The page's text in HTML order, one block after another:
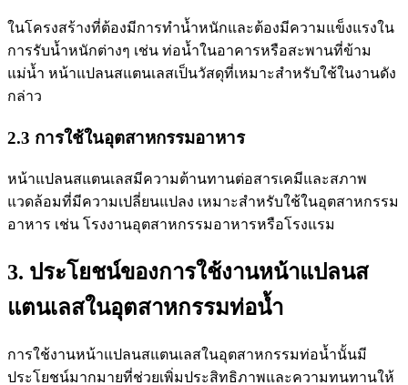
ในโครงสร้างที่ต้องมีการทำน้ำหนักและต้องมีความแข็งแรงใน
การรับน้ำหนักต่างๆ เช่น ท่อน้ำในอาคารหรือสะพานที่ข้าม
แม่น้ำ หน้าแปลนสแตนเลสเป็นวัสดุที่เหมาะสำหรับใช้ในงานดัง
กล่าว
2.3 การใช้ในอุตสาหกรรมอาหาร
หน้าแปลนสแตนเลสมีความต้านทานต่อสารเคมีและสภาพ
แวดล้อมที่มีความเปลี่ยนแปลง เหมาะสำหรับใช้ในอุตสาหกรรม
อาหาร เช่น โรงงานอุตสาหกรรมอาหารหรือโรงแรม
3. ประโยชน์ของการใช้งานหน้าแปลนส
แตนเลสในอุตสาหกรรมท่อน้ำ
การใช้งานหน้าแปลนสแตนเลสในอุตสาหกรรมท่อน้ำนั้นมี
ประโยชน์มากมายที่ช่วยเพิ่มประสิทธิภาพและความทนทานให้